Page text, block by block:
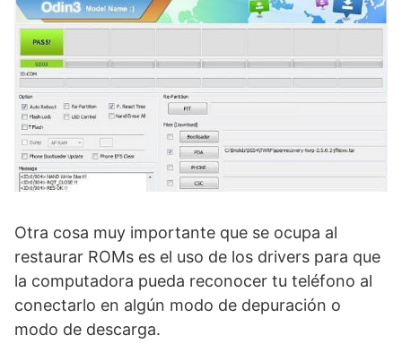
Otra cosa muy importante que se ocupa al
restaurar ROMs es el uso de los drivers para que
la computadora pueda reconocer tu teléfono al
conectarlo en algún modo de depuración o
modo de descarga.